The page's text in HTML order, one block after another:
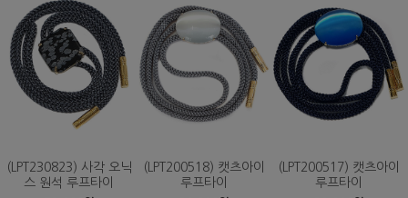
(LPT230823) 사각 오닉
스 원석 루프타이
(LPT200518) 캣츠아이
루프타이
(LPT200517) 캣츠아이
루프타이